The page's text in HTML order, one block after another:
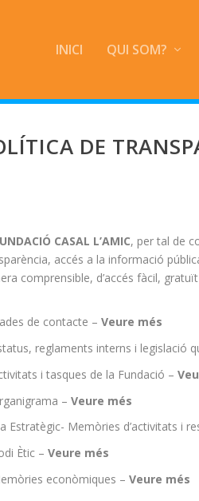
INICI QUI SOM?
DE
CASAL L’AMIC, per tal de
accés a la informació
comprensible, d’accés fàcil,
de contacte –Veure més
reglaments interns i legislació
i tasques de la Fundació –
–Veure més
Estratègic- Memòries d’activitats i
Ètic –Veure més
econòmiques –Veure més